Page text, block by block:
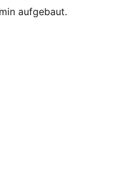
aufgebaut.